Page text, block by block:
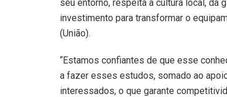
seu entorno, respeita a cultura local, da
investimento para transformar o
(União).
“Estamos confiantes de que esse
a fazer esses estudos, somado ao
interessados, o que garante